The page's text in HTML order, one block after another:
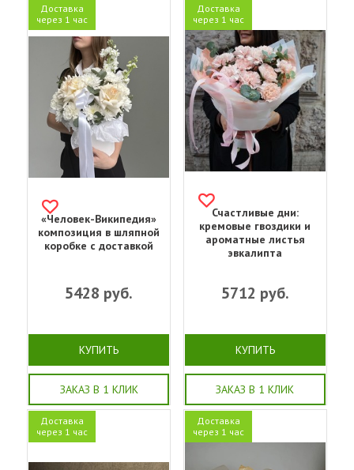
Доставка
через 1 час
«Человек-Википедия»
композиция в шляпной
коробке с доставкой
5428 руб.
КУПИТЬ
ЗАКАЗ В 1 КЛИК
Доставка
через 1 час
Счастливые дни:
кремовые гвоздики и
ароматные листья
эвкалипта
5712 руб.
КУПИТЬ
ЗАКАЗ В 1 КЛИК
Доставка
через 1 час
Доставка
через 1 час